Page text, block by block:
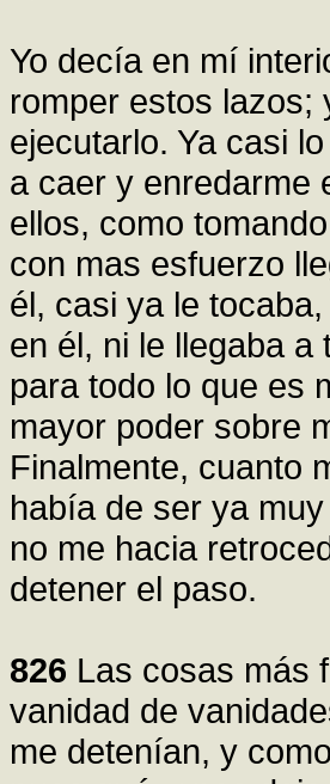
Yo decía en mí
romper estos lazos;
ejecutarlo. Ya casi
a caer y enredarme
ellos, como
con mas esfuerzo
él, casi ya le
en él, ni le llegaba
para todo lo que es
mayor poder sobre
Finalmente, cuanto
había de ser ya
no me hacia
detener el paso.
826 Las cosas más
vanidad de
me detenían, y